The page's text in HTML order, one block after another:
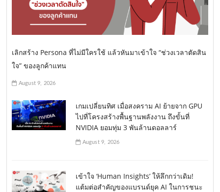
เลิกสร้าง Persona ที่ไม่มีใครใช้ แล้วหันมาเข้าใจ “ช่วงเวลาตัดสิน
ใจ” ของลูกค้าแทน
August 9, 2026
เกมเปลี่ยนทิศ เมื่อสงคราม AI ย้ายจาก GPU
ไปที่โครงสร้างพื้นฐานพลังงาน ถึงขั้นที่
NVIDIA ยอมทุ่ม 3 พันล้านดอลลาร์
August 9, 2026
เข้าใจ ‘Human Insights’ ให้ลึกกว่าเดิม!
แต้มต่อสำคัญของแบรนด์ยุค AI ในการชนะ